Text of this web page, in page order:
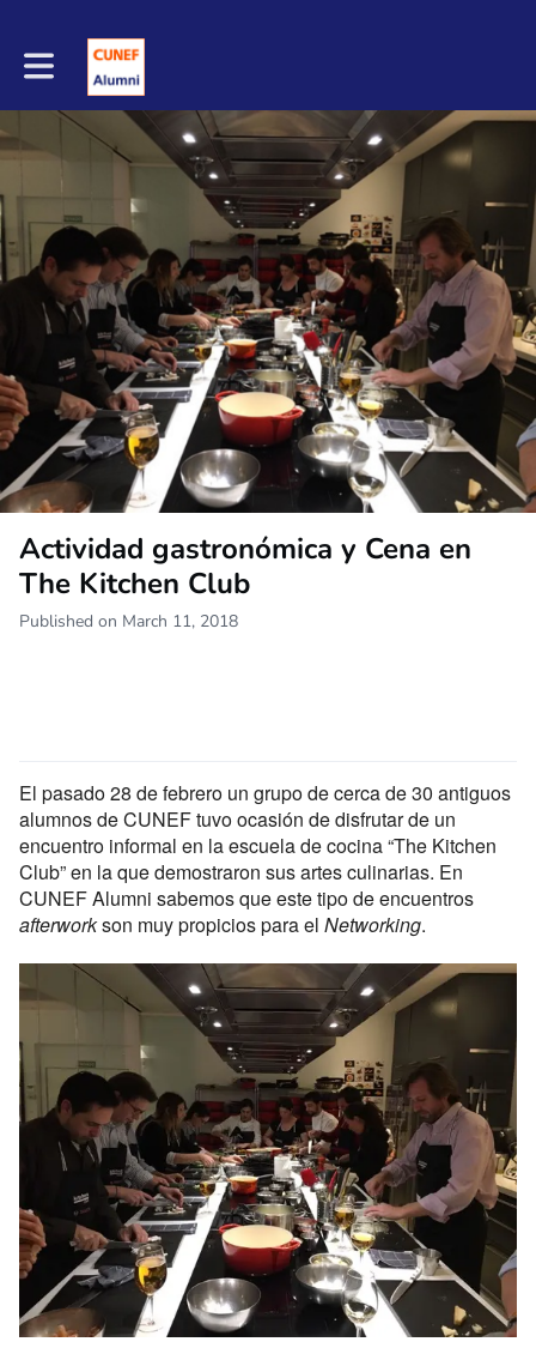
Toggle main navigation
Actividad gastronómica y Cena en
The Kitchen Club
Published on March 11, 2018
El pasado 28 de febrero un grupo de cerca de 30 antiguos
alumnos de CUNEF tuvo ocasión de disfrutar de un
encuentro informal en la escuela de cocina “The Kitchen
Club” en la que demostraron sus artes culinarias. En
CUNEF Alumni sabemos que este tipo de encuentros
afterworkson muy propicios para el Networking.